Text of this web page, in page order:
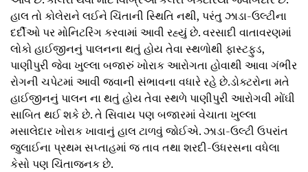
હાલ તો કોલેરાને લઈને ચિંતાની સ્થિતિ નથી, પરંતુ ઝાડા-ઉલ્ટીના
દર્દીઓ પર મોનિટરિંગ કરવામાં આવી રહ્યું છે. વરસાદી વાતાવરણમાં
લોકો હાઈજીનનું પાલનના થતું હોય તેવા સ્થળોથી ફાસ્ટફુડ,
પાણીપુરી જેવા ખુલ્લા બજારું ખોરાક આરોગતા હોવાથી આવા ગંભીર
રોગની ચપેટમાં આવી જવાની સંભાવના વધારે રહે છે.ડોક્ટરોના મતે
હાઈજીનનું પાલન ના થતું હોય તેવા સ્થળે પાણીપુરી આરોગવી મોંઘી
સાબિત થઈ શકે છે. તે સિવાય પણ બજારમાં વેચાતા ખુલ્લા
મસાલેદાર ખોરાક ખાવાનું હાલ ટાળવું જોઈએ. ઝાડા-ઉલ્ટી ઉપરાંત
જુલાઈના પ્રથમ સપ્તાહમાં જ તાવ તથા શરદી-ઉધરસના વધેલા
કેસો પણ ચિંતાજનક છે.